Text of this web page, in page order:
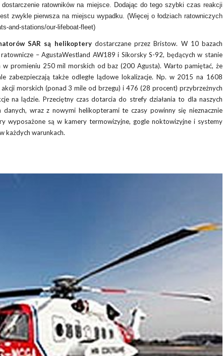
ratowników na miejsce. Dodając do tego szybki czas reakcji
zwykle pierwsza na miejscu wypadku. (Więcej o łodziach ratowniczych
and-stations/our-lifeboat-fleet)
SAR są helikopterydostarczane przez Bristow. W 10 bazach
– AgustaWestland AW189 i Sikorsky S-92, będących w stanie
promieniu 250 mil morskich od baz (200 Agusta). Warto pamiętać, że
zabezpieczają także odległe lądowe lokalizacje. Np. w 2015 na 1608
morskich (ponad 3 mile od brzegu) i 476 (28 procent) przybrzeżnych
na lądzie. Przeciętny czas dotarcia do strefy działania to dla naszych
wraz z nowymi helikopterami te czasy powinny się nieznacznie
wyposażone są w kamery termowizyjne, gogle noktowizyjne i systemy
każdych warunkach.